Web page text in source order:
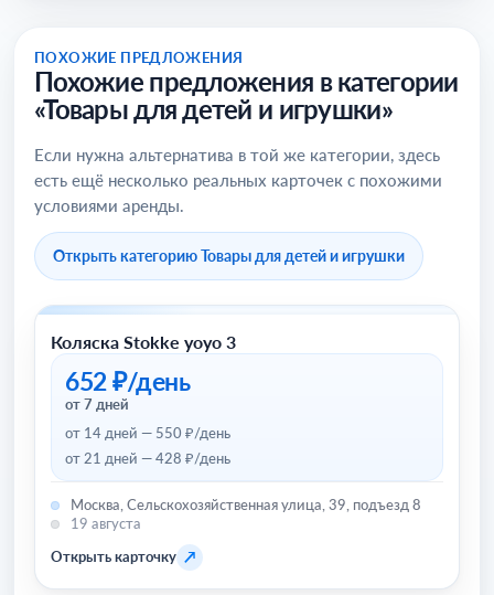
ПОХОЖИЕ ПРЕДЛОЖЕНИЯ
Похожие предложения в категории
«Товары для детей и игрушки»
Если нужна альтернатива в той же категории, здесь
есть ещё несколько реальных карточек с похожими
условиями аренды.
Открыть категорию Товары для детей и игрушки
Товары для детей и игрушки
Коляска Stokke yoyo 3
652 ₽/день
от 7 дней
от 14 дней — 550 ₽/день
от 21 дней — 428 ₽/день
Москва, Сельскохозяйственная улица, 39, подъезд 8
19 августа
Открыть карточку ↗